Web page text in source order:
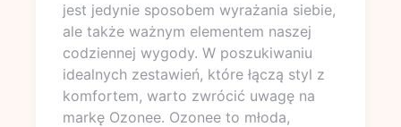
jest jedynie sposobem wyrażania siebie,
ale także ważnym elementem naszej
codziennej wygody. W poszukiwaniu
idealnych zestawień, które łączą styl z
komfortem, warto zwrócić uwagę na
markę Ozonee. Ozonee to młoda,